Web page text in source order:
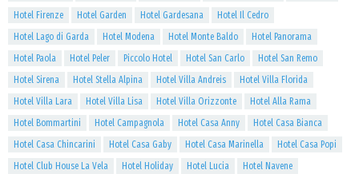
Hotel Firenze
Hotel Garden Hotel Gardesana
Hotel Il Cedro
Hotel Lago di Garda
Hotel Modena Hotel Monte Baldo
Hotel Panorama
Hotel Paola
Hotel Peler Piccolo Hotel Hotel San Carlo
Hotel San Remo
Hotel Sirena
Hotel Stella Alpina Hotel Villa Andreis
Hotel Villa Florida
Hotel Villa Lara
Hotel Villa Lisa Hotel Villa Orizzonte
Hotel Alla Rama
Hotel Bommartini
Hotel Campagnola Hotel Casa Anny
Hotel Casa Bianca
Hotel Casa Chincarini
Hotel Casa Gaby Hotel Casa Marinella
Hotel Casa Popi
Hotel Club House La Vela
Hotel Holiday Hotel Lucia
Hotel Navene